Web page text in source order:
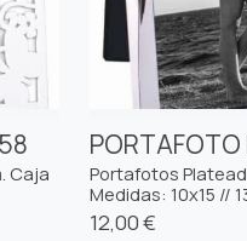
Caja
PORTAFOTO
Portafotos
Medidas: 10x15 //
12,00 €